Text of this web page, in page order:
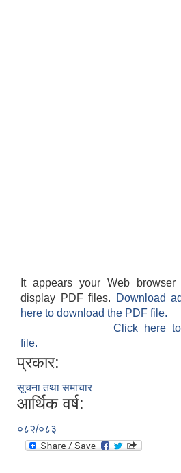
It appears your Web
display PDF files.
Download
here to download the PDF file.
Click here
file.
प्रकार:
सूचना तथा समाचार
आर्थिक वर्ष:
०८२/०८३